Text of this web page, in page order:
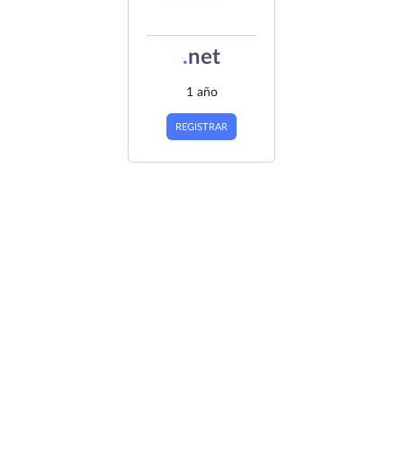
.net
1 año
REGISTRAR